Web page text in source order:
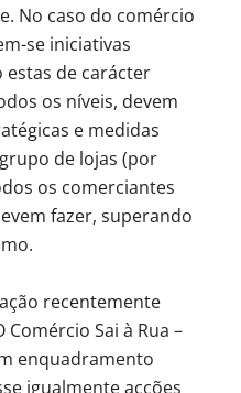
No caso do comércio
se iniciativas
estas de carácter
os níveis, devem
e medidas
de lojas (por
os comerciantes
fazer, superando
recentemente
Sai à Rua –
enquadramento
igualmente acções